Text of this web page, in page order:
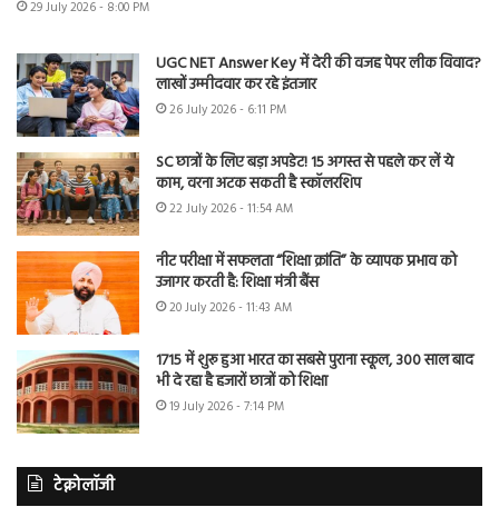
29 July 2026 - 8:00 PM
UGC NET Answer Key में देरी की वजह पेपर लीक विवाद?
लाखों उम्मीदवार कर रहे इंतजार
26 July 2026 - 6:11 PM
SC छात्रों के लिए बड़ा अपडेट! 15 अगस्त से पहले कर लें ये
काम, वरना अटक सकती है स्कॉलरशिप
22 July 2026 - 11:54 AM
नीट परीक्षा में सफलता “शिक्षा क्रांति” के व्यापक प्रभाव को
उजागर करती है: शिक्षा मंत्री बैंस
20 July 2026 - 11:43 AM
1715 में शुरू हुआ भारत का सबसे पुराना स्कूल, 300 साल बाद
भी दे रहा है हजारों छात्रों को शिक्षा
19 July 2026 - 7:14 PM
टेक्नोलॉजी